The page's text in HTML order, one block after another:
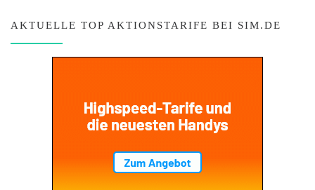
AKTUELLE TOP AKTIONSTARIFE BEI SIM.DE